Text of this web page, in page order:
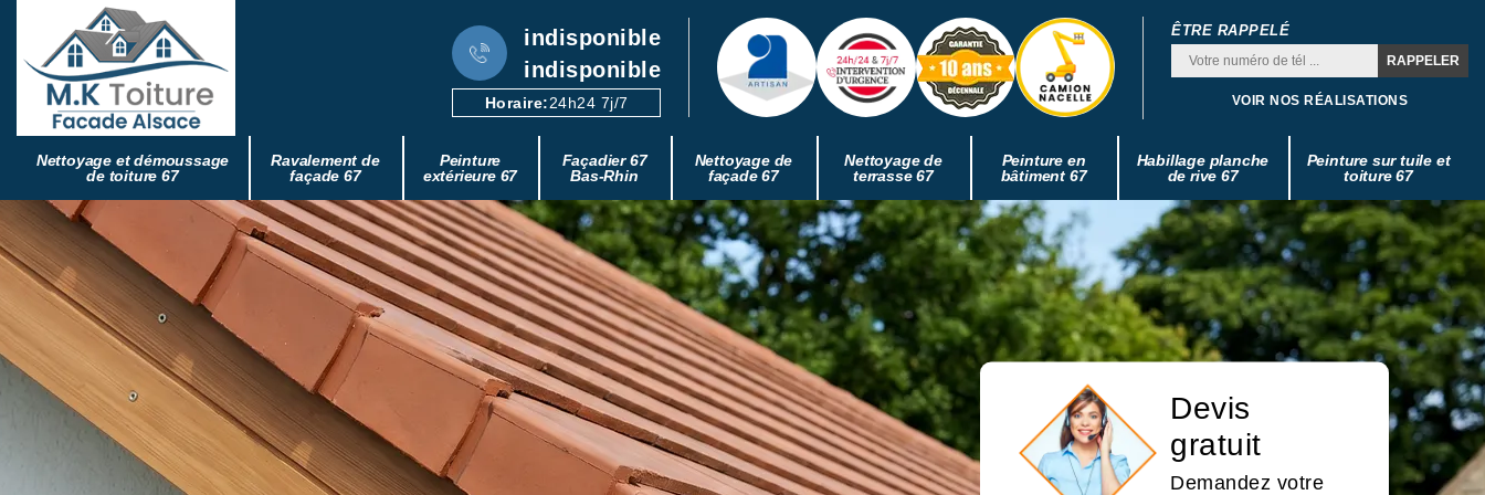
indisponible
indisponible
Horaire:24h24 7j/7
ÊTRE RAPPELÉ
VOIR NOS RÉALISATIONS
Nettoyage et démoussage
de toiture 67
Ravalement de
façade 67
Peinture
extérieure 67
Façadier 67
Bas-Rhin
Nettoyage de
façade 67
Nettoyage de
terrasse 67
Peinture en
bâtiment 67
Habillage planche
de rive 67
Peinture sur tuile et
toiture 67
Devis
gratuit
Demandez votre